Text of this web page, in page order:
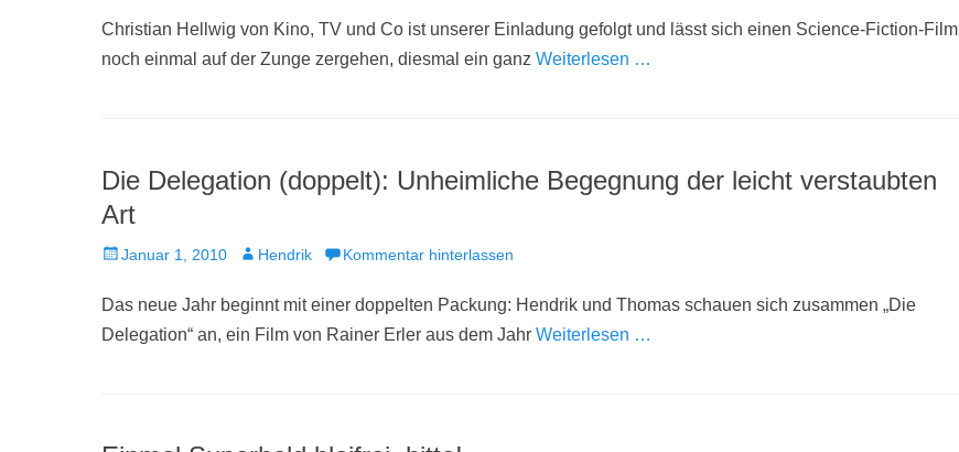
Christian Hellwig von Kino, TV und Co ist unserer Einladung gefolgt und lässt sich einen Science-Fiction-Film
noch einmal auf der Zunge zergehen, diesmal ein ganz Weiterlesen …
Die Delegation (doppelt): Unheimliche Begegnung der leicht verstaubten
Art
Veröffentlicht
Januar 1, 2010 AutorHendrik Kommentar hinterlassen
Das neue Jahr beginnt mit einer doppelten Packung: Hendrik und Thomas schauen sich zusammen „Die
Delegation“ an, ein Film von Rainer Erler aus dem Jahr Weiterlesen …